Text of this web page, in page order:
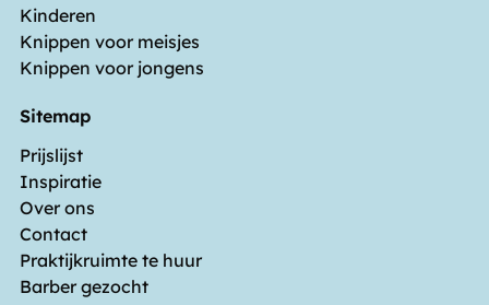
Kinderen
Knippen voor meisjes
Knippen voor jongens
Sitemap
Prijslijst
Inspiratie
Over ons
Contact
Praktijkruimte te huur
Barber gezocht